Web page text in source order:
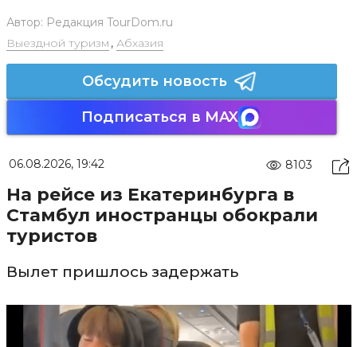
Автор: Редакция TourDom.ru
Выездной туризм , Абхазия
Обсудить новость
Подписаться в MAX
06.08.2026, 19:42 8103
На рейсе из Екатеринбурга в
Стамбул иностранцы обокрали
туристов
Вылет пришлось задержать